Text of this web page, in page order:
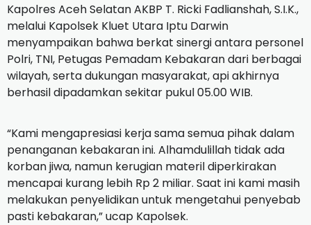
Kapolres Aceh Selatan AKBP T. Ricki Fadlianshah, S.I.K.,
melalui Kapolsek Kluet Utara Iptu Darwin
menyampaikan bahwa berkat sinergi antara personel
Polri, TNI, Petugas Pemadam Kebakaran dari berbagai
wilayah, serta dukungan masyarakat, api akhirnya
berhasil dipadamkan sekitar pukul 05.00 WIB.
“Kami mengapresiasi kerja sama semua pihak dalam
penanganan kebakaran ini. Alhamdulillah tidak ada
korban jiwa, namun kerugian materil diperkirakan
mencapai kurang lebih Rp 2 miliar. Saat ini kami masih
melakukan penyelidikan untuk mengetahui penyebab
pasti kebakaran,” ucap Kapolsek.